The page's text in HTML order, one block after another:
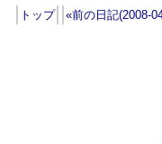
トップ «前の日記(2008-